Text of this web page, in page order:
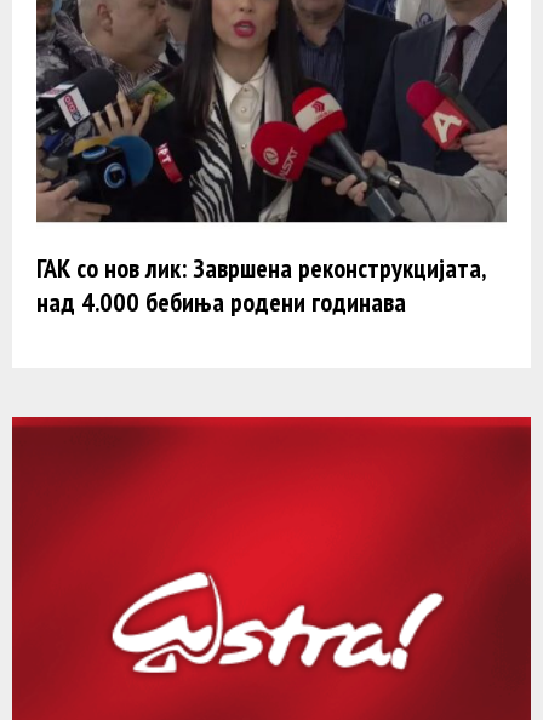
ГАК со нов лик: Завршена реконструкцијата,
над 4.000 бебиња родени годинава